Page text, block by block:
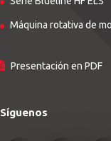
Máquina rotativa de
Presentación en PDF
Síguenos